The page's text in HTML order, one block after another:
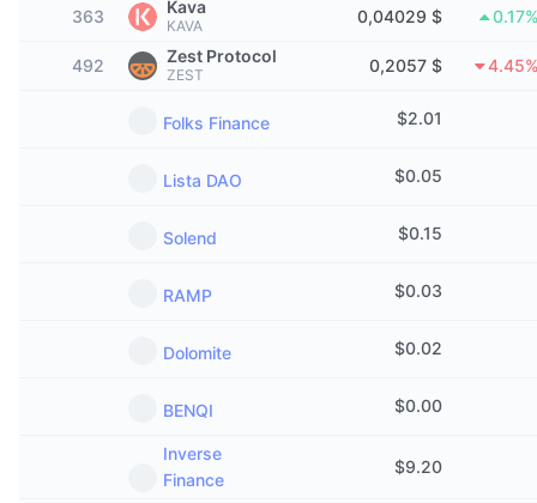
Tendencias
Nuevo
Tecnología
ETF de criptomonedas
ETF de Bitcoin
Vista general
363 Kava
KAVA 0,04029 $
492 Zest Protocol
ZEST 0,2057 $
Folks Finance $2.01
Lista DAO $0.05
Solend $0.15
RAMP $0.03
Dolomite $0.02
BENQI $0.00
Inverse
Finance
$9.20